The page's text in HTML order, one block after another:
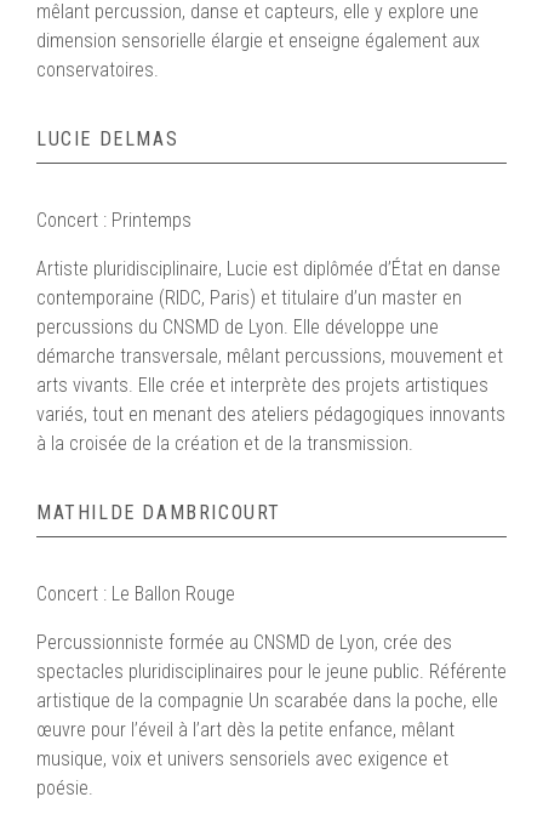
mêlant percussion, danse et capteurs, elle y explore une
dimension sensorielle élargie et enseigne également aux
conservatoires.
LUCIE DELMAS
Concert : Printemps
Artiste pluridisciplinaire, Lucie est diplômée d’État en danse
contemporaine (RIDC, Paris) et titulaire d’un master en
percussions du CNSMD de Lyon. Elle développe une
démarche transversale, mêlant percussions, mouvement et
arts vivants. Elle crée et interprète des projets artistiques
variés, tout en menant des ateliers pédagogiques innovants
à la croisée de la création et de la transmission.
MATHILDE DAMBRICOURT
Concert : Le Ballon Rouge
Percussionniste formée au CNSMD de Lyon, crée des
spectacles pluridisciplinaires pour le jeune public. Référente
artistique de la compagnie Un scarabée dans la poche, elle
œuvre pour l’éveil à l’art dès la petite enfance, mêlant
musique, voix et univers sensoriels avec exigence et
poésie.